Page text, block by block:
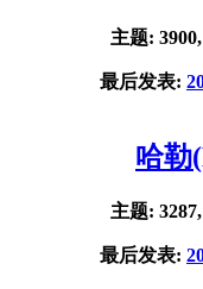
主题:
最后发表:
哈勒
主题:
最后发表: